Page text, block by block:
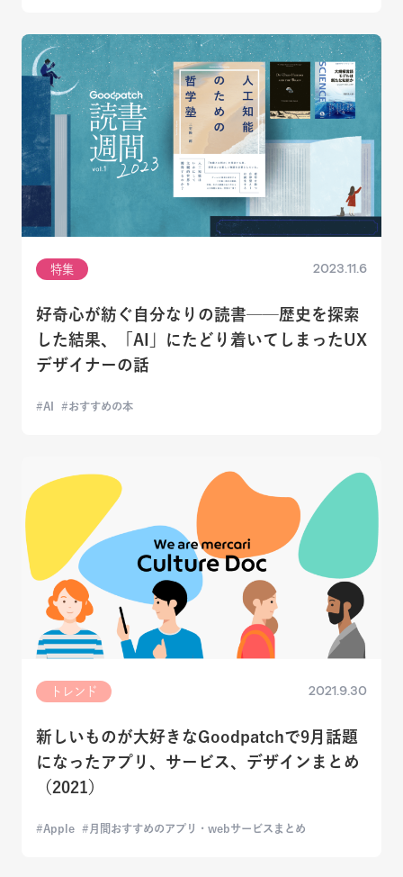
特集 2023.11.6
好奇心が紡ぐ自分なりの読書──歴史を探索
した結果、「AI」にたどり着いてしまったUX
デザイナーの話
AI おすすめの本
トレンド 2021.9.30
新しいものが大好きなGoodpatchで9月話題
になったアプリ、サービス、デザインまとめ
（2021）
Apple 月間おすすめのアプリ・webサービスまとめ